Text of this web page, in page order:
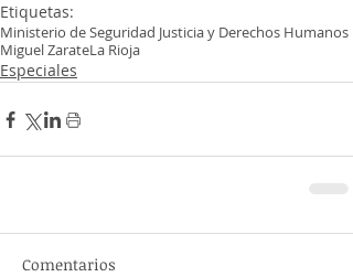
Etiquetas:
Ministerio de Seguridad Justicia y Derechos Humanos
Miguel ZarateLa Rioja
Especiales
Comentarios